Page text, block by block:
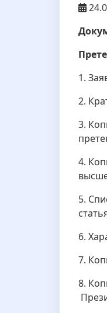
1.
2.
3.
4.
5.
6.
7.
8.